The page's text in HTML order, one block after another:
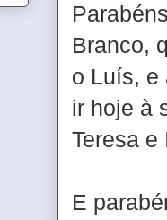
Branco,
o Luís, e
ir hoje à
Teresa
E